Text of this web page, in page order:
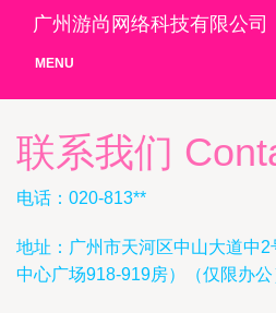
广州游尚网络科技有限公司
MENU
联系我们
电话：020-813**
地址：广州市天河区中山大道中
中心广场918-919房）（仅限办公